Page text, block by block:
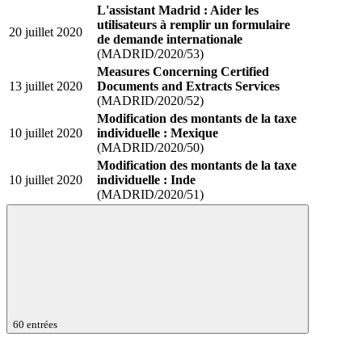
20 juillet 2020
L'assistant Madrid : Aider les
utilisateurs à remplir un formulaire
de demande internationale
(MADRID/2020/53)
13 juillet 2020
Measures Concerning Certified
Documents and Extracts Services
(MADRID/2020/52)
10 juillet 2020
Modification des montants de la taxe
individuelle : Mexique
(MADRID/2020/50)
10 juillet 2020
Modification des montants de la taxe
individuelle : Inde
(MADRID/2020/51)
60 entrées